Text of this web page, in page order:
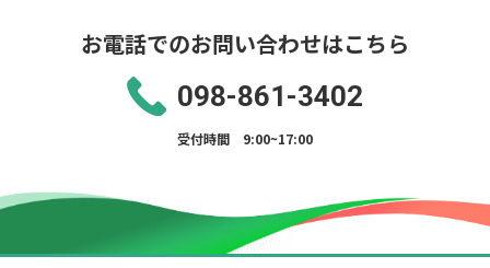
お電話でのお問い合わせはこちら
098-861-3402
受付時間 9:00~17:00